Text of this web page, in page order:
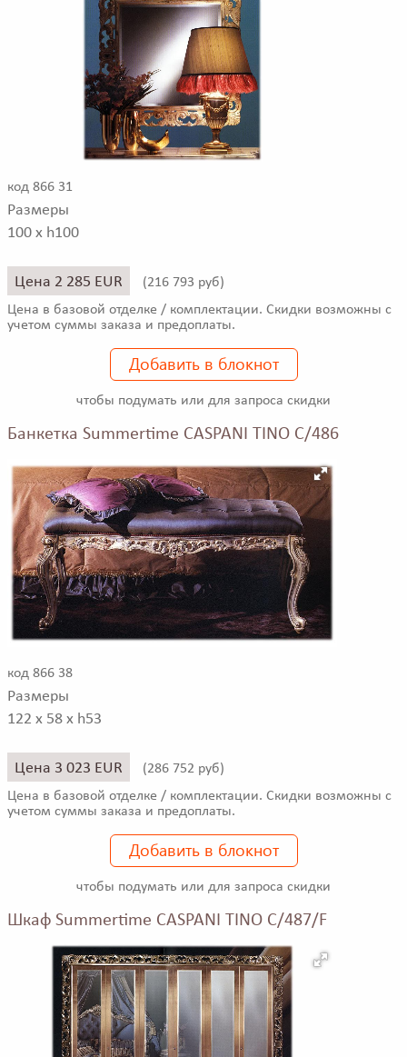
код 866 31
Размеры
100 x h100
Цена 2 285 EUR (216 793 руб)
Цена в базовой отделке / комплектации. Скидки возможны с
учетом суммы заказа и предоплаты.
Добавить в блокнот
чтобы подумать или для запроса скидки
Банкетка Summertime CASPANI TINO C/486
код 866 38
Размеры
122 x 58 x h53
Цена 3 023 EUR (286 752 руб)
Цена в базовой отделке / комплектации. Скидки возможны с
учетом суммы заказа и предоплаты.
Добавить в блокнот
чтобы подумать или для запроса скидки
Шкаф Summertime CASPANI TINO C/487/F